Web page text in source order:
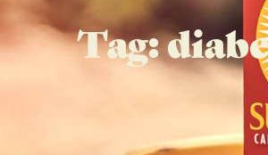
Tag: